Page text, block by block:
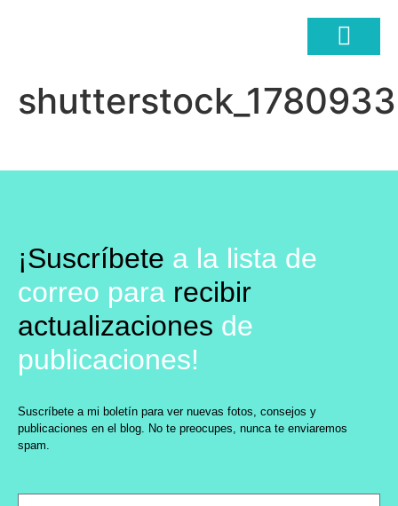
¡Suscríbete a la lista de
correo para recibir
actualizaciones de
publicaciones!
Suscríbete a mi boletín para ver nuevas fotos, consejos y
publicaciones en el blog. No te preocupes, nunca te enviaremos
spam.